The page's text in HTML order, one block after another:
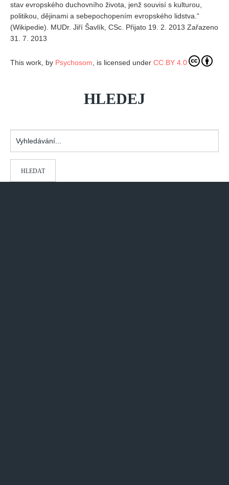
stav evropského duchovního života, jenž souvisí s kulturou,
politikou, dějinami a sebepochopením evropského lidstva.“
(Wikipedie). MUDr. Jiří Šavlík, CSc. Přijato 19. 2. 2013 Zařazeno
31. 7. 2013
This work, by Psychosom , is licensed under CC BY 4.0
HLEDEJ
HLEDAT